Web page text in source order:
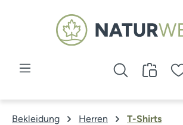
Zum Hauptinhalt springen
Bekleidung Herren T-Shirts